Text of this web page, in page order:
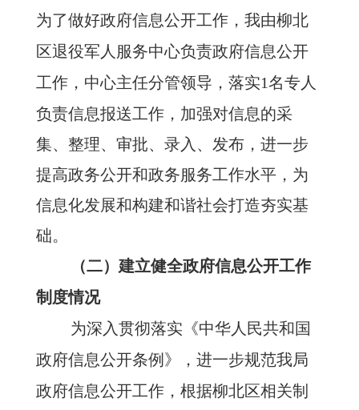
为了做好政府信息公开工作，我由柳北
区退役军人服务中心负责政府信息公开
工作， 中心主任分管领导，落实1名专人
负责信息报送工作，加强对信息的采
集、整理、审批、录入、发布，进一步
提高政务公开和政务服务工作水平，为
信息化发展和构建和谐社会打造夯实基
础。
（二）建立健全政府信息公开工作
制度情况
为深入贯彻落实《中华人民共和国
政府信息公开条例》，进一步规范我局
政府信息公开工作，根据柳北区相关制